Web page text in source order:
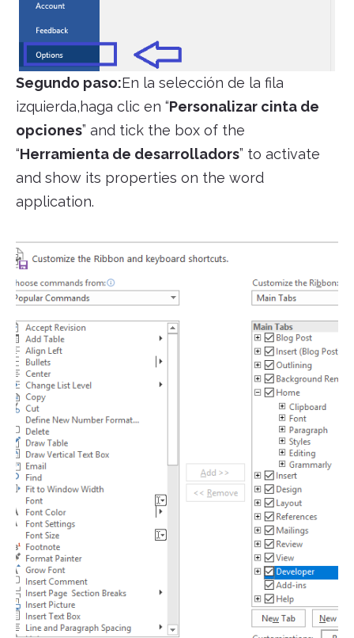
Segundo paso:En la selección de la fila
izquierda,haga clic en “Personalizar cinta de
opciones” and tick the box of the
“Herramienta de desarrolladors” to activate
and show its properties on the word
application.